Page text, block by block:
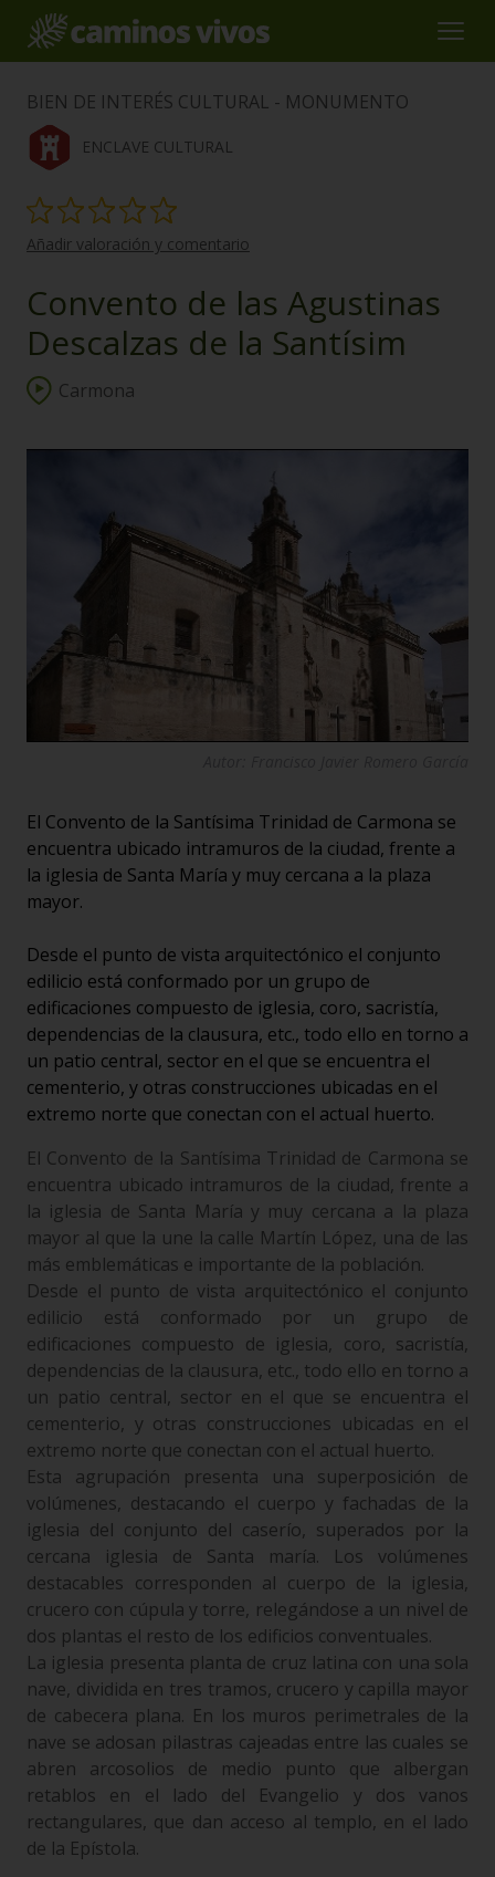
BIEN DE INTERÉS CULTURAL - MONUMENTO
ENCLAVE CULTURAL
Añadir valoración y comentario
Convento de las Agustinas
Descalzas de la Santísim
Carmona
El Convento de la Santísima Trinidad de Carmona se
encuentra ubicado intramuros de la ciudad, frente a
la iglesia de Santa María y muy cercana a la plaza
mayor.
Desde el punto de vista arquitectónico el conjunto
edilicio está conformado por un grupo de
edificaciones compuesto de iglesia, coro, sacristía,
dependencias de la clausura, etc., todo ello en torno a
un patio central, sector en el que se encuentra el
cementerio, y otras construcciones ubicadas en el
extremo norte que conectan con el actual huerto.
El Convento de la Santísima Trinidad de Carmona se
encuentra ubicado intramuros de la ciudad, frente a
la iglesia de Santa María y muy cercana a la plaza
mayor al que la une la calle Martín López, una de las
más emblemáticas e importante de la población.
Desde el punto de vista arquitectónico el conjunto
edilicio está conformado por un grupo de
edificaciones compuesto de iglesia, coro, sacristía,
dependencias de la clausura, etc., todo ello en torno a
un patio central, sector en el que se encuentra el
cementerio, y otras construcciones ubicadas en el
extremo norte que conectan con el actual huerto.
Esta agrupación presenta una superposición de
volúmenes, destacando el cuerpo y fachadas de la
iglesia del conjunto del caserío, superados por la
cercana iglesia de Santa maría. Los volúmenes
destacables corresponden al cuerpo de la iglesia,
crucero con cúpula y torre, relegándose a un nivel de
dos plantas el resto de los edificios conventuales.
La iglesia presenta planta de cruz latina con una sola
nave, dividida en tres tramos, crucero y capilla mayor
de cabecera plana. En los muros perimetrales de la
nave se adosan pilastras cajeadas entre las cuales se
abren arcosolios de medio punto que albergan
retablos en el lado del Evangelio y dos vanos
rectangulares, que dan acceso al templo, en el lado
de la Epístola.